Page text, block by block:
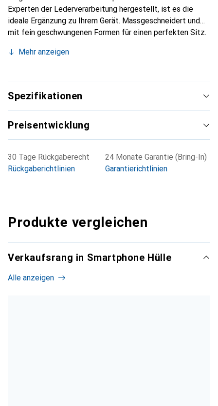
Experten der Lederverarbeitung hergestellt, ist es die
ideale Ergänzung zu Ihrem Gerät. Massgeschneidert und
mit fein geschwungenen Formen für einen perfekten Sitz.
Smartphone. Die Marke Noreve ist international für ihre
für den anspruchsvollen Kunden.
Mehr anzeigen
Spezifikationen
Preisentwicklung
30 Tage Rückgaberecht
Rückgaberichtlinien
24 Monate Garantie (Bring-In)
Garantierichtlinien
Produkte vergleichen
Verkaufsrang in Smartphone Hülle
Alle anzeigen